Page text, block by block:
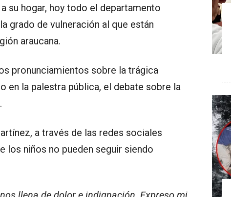
su hogar, hoy todo el departamento
grado de vulneración al que están
araucana.
pronunciamientos sobre la trágica
en la palestra pública, el debate sobre la
a través de las redes sociales
los niños no pueden seguir siendo